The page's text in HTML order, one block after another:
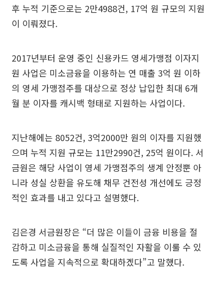
후 누적 기준으로는 2만4988건, 17억 원 규모의 지원
이 이뤄졌다.
2017년부터 운영 중인 신용카드 영세가맹점 이자지
원 사업은 미소금융을 이용하는 연 매출 3억 원 이하
의 영세 가맹점주를 대상으로 정상 납입한 최대 6개
월 분 이자를 캐시백 형태로 지원하는 사업이다.
지난해에는 8052건, 3억2000만 원의 이자를 지원했
으며 누적 지원 규모는 11만2990건, 25억 원이다. 서
금원은 해당 사업이 영세 가맹점주의 생계 안정뿐 아
니라 성실 상환을 유도해 채무 건전성 개선에도 긍정
적인 효과를 내고 있다고 설명했다.
김은경 서금원장은 “더 많은 이들이 금융 비용을 절
감하고 미소금융을 통해 실질적인 자활을 이룰 수 있
도록 사업을 지속적으로 확대하겠다”고 말했다.